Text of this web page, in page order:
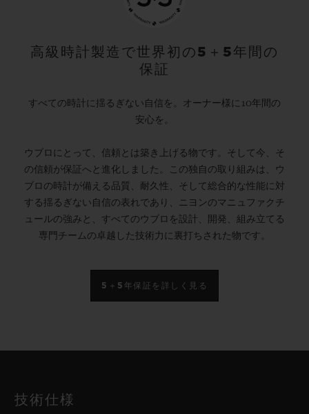
高級時計製造で世界初の5＋5年間の
保証
すべての時計に揺るぎない自信を。オーナー様に10年間の
安心を。
ウブロにとって、信頼とは築き上げる物です。そして今、そ
の信頼が保証へと進化しました。この独自の取り組みは、ウ
ブロの時計が備える品質、耐久性、そして総合的な性能に対
する揺るぎない自信の表れであり、ニヨンのマニュファクチ
ュールの強みと、すべてのウブロを設計、開発、組み立てる
専門チームの卓越した技術力に裏打ちされた物です。
5＋5年保証を詳しく見る
技術仕様